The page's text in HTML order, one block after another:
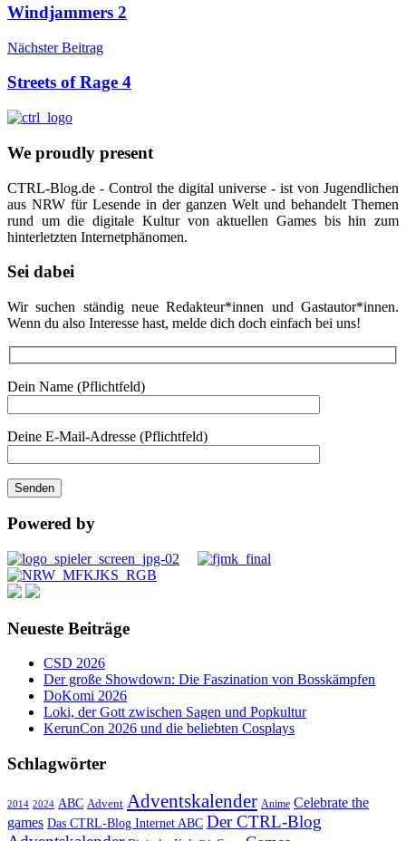
Windjammers 2
Nächster Beitrag
Streets of Rage 4
We proudly present
CTRL-Blog.de - Control the digital universe - ist von Jugendlichen
aus NRW für Lesende in der ganzen Welt und behandelt Themen
rund um die digitale Kultur von aktuellen Games bis hin zum
hinterletzten Internetphänomen.
Sei dabei
Wir suchen ständig neue Redakteur*innen und Gastautor*innen.
Wenn du also Interesse hast, melde dich doch einfach bei uns!
Dein Name (Pflichtfeld)
Deine E-Mail-Adresse (Pflichtfeld)
Powered by
Neueste Beiträge
CSD 2026
Der große Showdown: Die Faszination von Bosskämpfen
DoKomi 2026
Loki, der Gott zwischen Sagen und Popkultur
KerunCon 2026 und die beliebten Cosplays
Schlagwörter
2014 2024 ABC Advent Adventskalender Anime Celebrate the
games Das CTRL-Blog Internet ABC Der CTRL-Blog